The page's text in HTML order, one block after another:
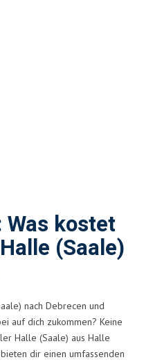
kostet
(Saale)
nach Debrecen und
auf dich zukommen? Keine
Halle (Saale) aus Halle
dir einen umfassenden